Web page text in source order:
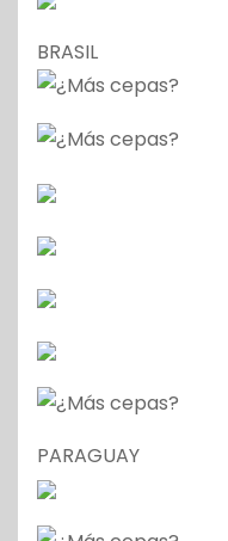
BRASIL
PARAGUAY